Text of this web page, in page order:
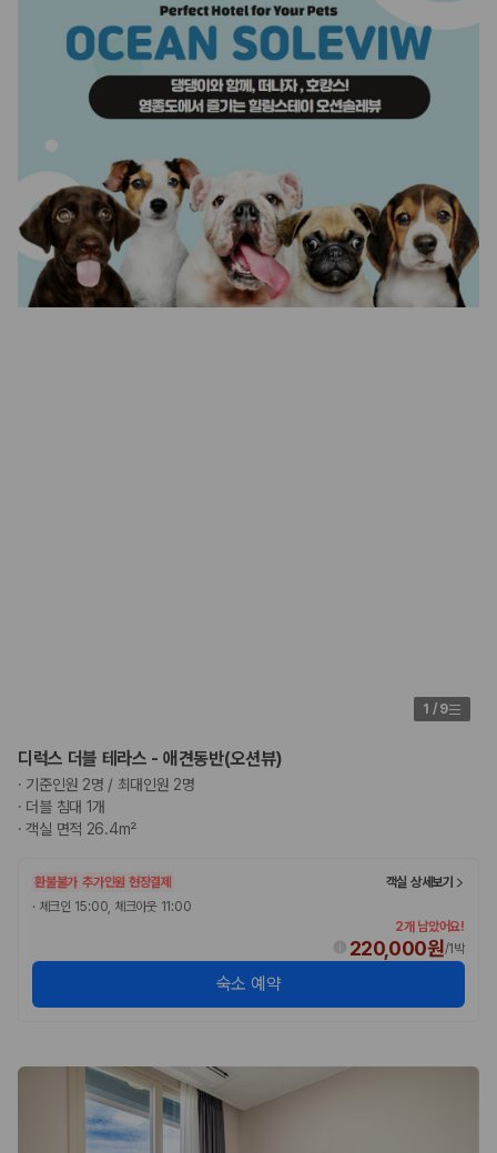
1 / 9
디럭스 더블 테라스 - 애견동반(오션뷰)
· 기준인원 2명 / 최대인원 2명
· 더블 침대 1개
·객실 면적 26.4m²
환불불가 추가인원 현장결제
객실 상세보기
· 체크인 15:00, 체크아웃 11:00
2개 남았어요!
220,000원/1박
숙소 예약